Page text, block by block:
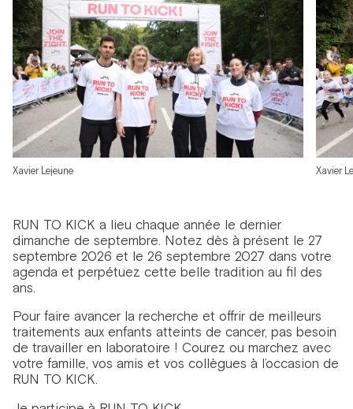
Xavier Lejeune Xavier
RUN TO KICK a lieu chaque année le dernier
dimanche de septembre. Notez dès à présent le 27
septembre 2026 et le 26 septembre 2027 dans votre
agenda et perpétuez cette belle tradition au fil des
ans.
Pour faire avancer la recherche et offrir de meilleurs
traitements aux enfants atteints de cancer, pas besoin
de travailler en laboratoire ! Courez ou marchez avec
votre famille, vos amis et vos collègues à l’occasion de
RUN TO KICK.